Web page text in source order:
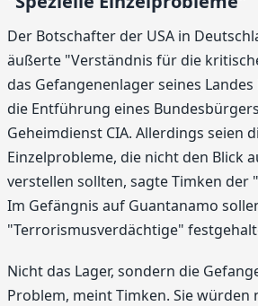
Der Botschafter der USA in
äußerte "Verständnis für die
das Gefangenenlager seines
die Entführung eines
Geheimdienst CIA. Allerdings seien
Einzelprobleme, die nicht den Blick
verstellen sollten, sagte Timken der
Im Gefängnis auf Guantanamo
"Terrorismusverdächtige"
Nicht das Lager, sondern die
Problem, meint Timken. Sie würden